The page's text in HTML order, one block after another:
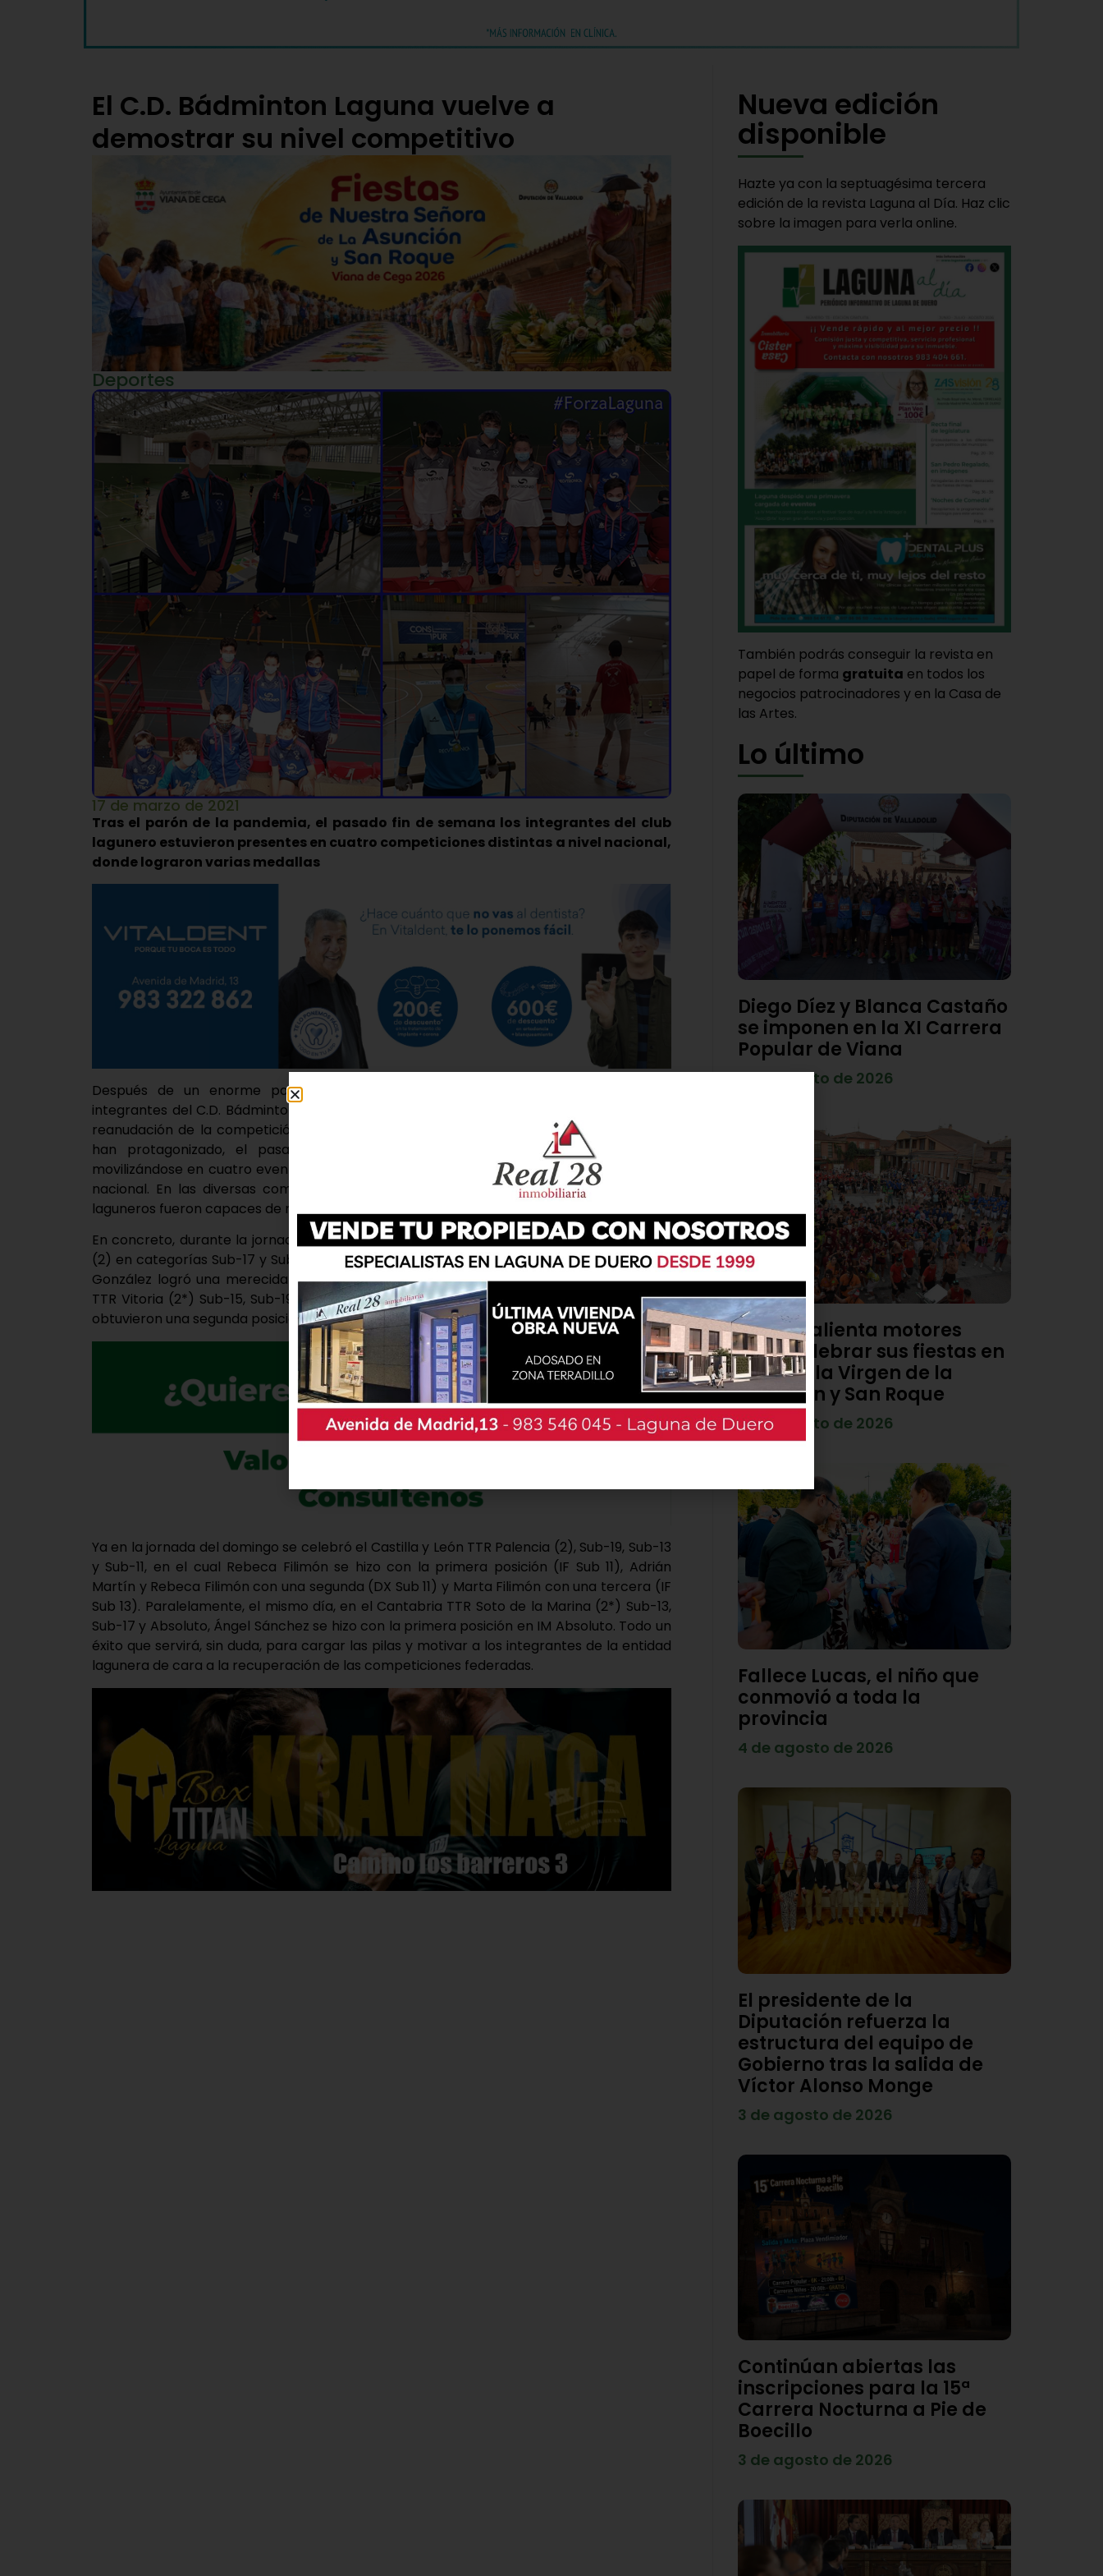
El C.D. Bádminton Laguna vuelve a
demostrar su nivel competitivo
Deportes
17 de marzo de 2021
Tras el parón de la pandemia, el pasado fin de semana los integrantes del club
lagunero estuvieron presentes en cuatro competiciones distintas a nivel nacional,
donde lograron varias medallas
Después de un enorme parón competitivo a consecuencia de la pandemia, los
integrantes del C.D. Bádminton Laguna de Duero han vuelto a demostrar su nivel con la
reanudación de la competición oficial federada. Hasta 16 integrantes del club lagunero
han protagonizado, el pasado fin de semana, un intenso regreso a las pistas,
movilizándose en cuatro eventos competitivos distintos repartidos por todo el territorio
nacional. En las diversas competiciones, además de recuperar el ritmo, varios de los
laguneros fueron capaces de regresar con varios metales.
En concreto, durante la jornada del sábado se desarrolló el Castilla y León TTR Palencia
(2) en categorías Sub-17 y Sub-15, donde la pareja formada por Miguel Delgado y Álvaro
González logró una merecida tercera posición. También se llevó a cabo el País Vasco
TTR Vitoria (2*) Sub-15, Sub-19 y Senior, en el que José Ángel de la Cruz e Isaac Martín
obtuvieron una segunda posición.
Ya en la jornada del domingo se celebró el Castilla y León TTR Palencia (2), Sub-19, Sub-13
y Sub-11, en el cual Rebeca Filimón se hizo con la primera posición (IF Sub 11), Adrián
Martín y Rebeca Filimón con una segunda (DX Sub 11) y Marta Filimón con una tercera (IF
Sub 13). Paralelamente, el mismo día, en el Cantabria TTR Soto de la Marina (2*) Sub-13,
Sub-17 y Absoluto, Ángel Sánchez se hizo con la primera posición en IM Absoluto. Todo un
éxito que servirá, sin duda, para cargar las pilas y motivar a los integrantes de la entidad
lagunera de cara a la recuperación de las competiciones federadas.
Nueva edición
disponible
Hazte ya con la septuagésima tercera
edición de la revista Laguna al Día. Haz clic
sobre la imagen para verla online.
También podrás conseguir la revista en
papel de forma gratuita en todos los
negocios patrocinadores y en la Casa de
las Artes.
Lo último
Diego Díez y Blanca Castaño
se imponen en la XI Carrera
Popular de Viana
4 de agosto de 2026
Viana calienta motores
para celebrar sus fiestas en
honor a la Virgen de la
Asunción y San Roque
4 de agosto de 2026
Fallece Lucas, el niño que
conmovió a toda la
provincia
4 de agosto de 2026
El presidente de la
Diputación refuerza la
estructura del equipo de
Gobierno tras la salida de
Víctor Alonso Monge
3 de agosto de 2026
Continúan abiertas las
inscripciones para la 15ª
Carrera Nocturna a Pie de
Boecillo
3 de agosto de 2026